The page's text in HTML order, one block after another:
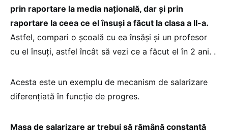
prin raportare la media națională, dar și prin
raportare la ceea ce el însuși a făcut la clasa a II-a.
Astfel, compari o școală cu ea însăși și un profesor
cu el însuți, astfel încât să vezi ce a făcut el în 2 ani. .
Acesta este un exemplu de mecanism de salarizare
diferențiată în funcție de progres.
Masa de salarizare ar trebui să rămână constantă